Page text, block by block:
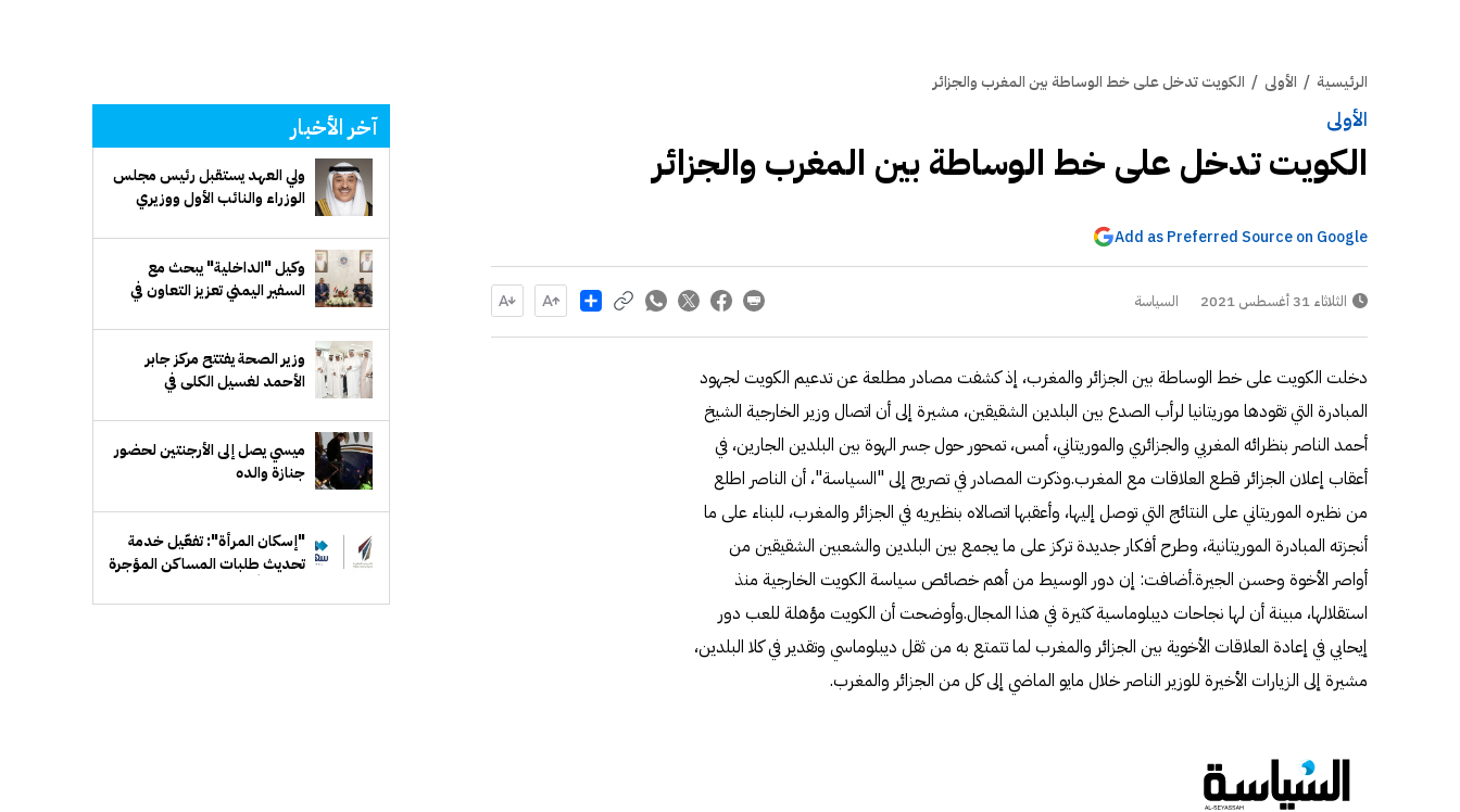
الرئيسية / الأولى / الكويت تدخل على خط الوساطة بين المغرب والجزائر
الأولى
الكويت تدخل على خط الوساطة بين المغرب والجزائر
Add as Preferred Source on Google
الثلاثاء 31 أغسطس 2021 السياسة Share
دخلت الكويت على خط الوساطة بين الجزائر والمغرب، إذ كشفت مصادر مطلعة عن تدعيم الكويت لجهود
المبادرة التي تقودها موريتانيا لرأب الصدع بين البلدين الشقيقين، مشيرة إلى أن اتصال وزير الخارجية الشيخ
أحمد الناصر بنظرائه المغربي والجزائري والموريتاني، أمس، تمحور حول جسر الهوة بين البلدين الجارين، في
أعقاب إعلان الجزائر قطع العلاقات مع المغرب.وذكرت المصادر في تصريح إلى "السياسة"، أن الناصر اطلع
من نظيره الموريتاني على النتائج التي توصل إليها، وأعقبها اتصالاه بنظيريه في الجزائر والمغرب، للبناء على ما
أنجزته المبادرة الموريتانية، وطرح أفكار جديدة تركز على ما يجمع بين البلدين والشعبين الشقيقين من
أواصر الأخوة وحسن الجيرة.أضافت: إن دور الوسيط من أهم خصائص سياسة الكويت الخارجية منذ
استقلالها، مبينة أن لها نجاحات ديبلوماسية كثيرة في هذا المجال.وأوضحت أن الكويت مؤهلة للعب دور
إيحابي في إعادة العلاقات الأخوية بين الجزائر والمغرب لما تتمتع به من ثقل ديبلوماسي وتقدير في كلا البلدين،
مشيرة إلى الزيارات الأخيرة للوزير الناصر خلال مايو الماضي إلى كل من الجزائر والمغرب.
آخر الأخبار
ولي العهد يستقبل رئيس مجلس
الوزراء والنائب الأول ووزيري
وكيل "الداخلية" يبحث مع
السفير اليمني تعزيز التعاون في
‏وزير الصحة يفتتح مركز جابر
الأحمد لغسيل الكلى في
ميسي يصل إلى الأرجنتين لحضور
جنازة والده
"إسكان المرأة": تفعّيل خدمة
تحديث طلبات المساكن المؤجرة